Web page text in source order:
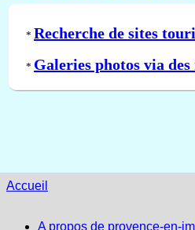
* Recherche de sites
* Galeries photos via
Accueil
A propos de provence-en-